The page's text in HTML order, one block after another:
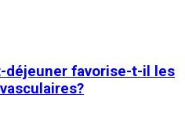
déjeuner favorise-t-il les